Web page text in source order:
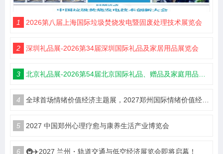
1 2026第八届上海国际垃圾焚烧发电暨固废处理技术展览会
2 深圳礼品展-2026第34届深圳国际礼品及家居用品展览会
3 北京礼品展-2026第54届北京国际礼品、赠品及家庭用品展览会
4 全球首场情绪价值经济主题展，2027郑州国际情绪价值经济博览会
5 2027 中国郑州心理疗愈与康养生活产业博览会
6 🚇✈️2027 兰州・轨道交通与低空经济展览会即将启幕！